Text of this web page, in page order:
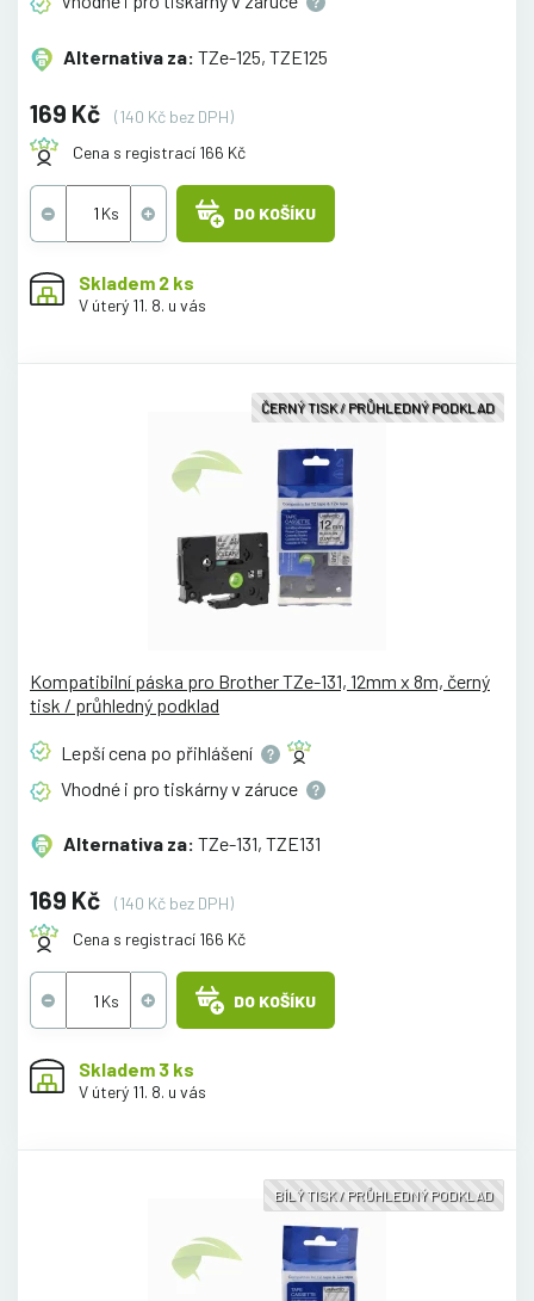
Alternativa za: TZe-125, TZE125
169 Kč
(140 Kč bez DPH)
Cena s registrací 166 Kč
DO KOŠÍKU
Skladem 2 ks
V úterý 11. 8. u vás
ČERNÝ TISK / PRŮHLEDNÝ PODKLAD
Kompatibilní páska pro Brother TZe-131, 12mm x 8m, černý
tisk / průhledný podklad
Lepší cena po přihlášení
Vhodné i pro tiskárny v záruce
Alternativa za: TZe-131, TZE131
169 Kč
(140 Kč bez DPH)
Cena s registrací 166 Kč
DO KOŠÍKU
Skladem 3 ks
V úterý 11. 8. u vás
BÍLÝ TISK / PRŮHLEDNÝ PODKLAD